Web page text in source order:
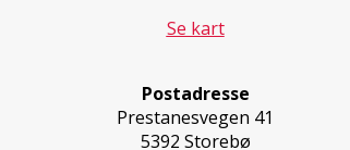
Se kart
Postadresse
Prestanesvegen 41
5392 Storebø